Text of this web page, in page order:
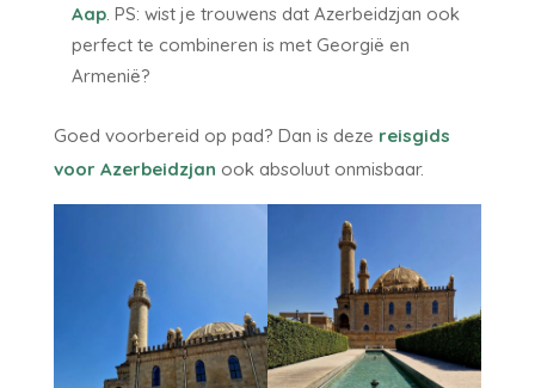
Aap. PS: wist je trouwens dat Azerbeidzjan ook
perfect te combineren is met Georgië en
Armenië?
Goed voorbereid op pad? Dan is deze reisgids
voor Azerbeidzjan ook absoluut onmisbaar.